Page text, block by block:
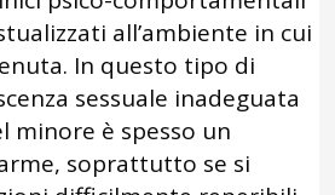
all’ambiente in cui
In questo tipo di
sessuale inadeguata
minore è spesso un
soprattutto se si